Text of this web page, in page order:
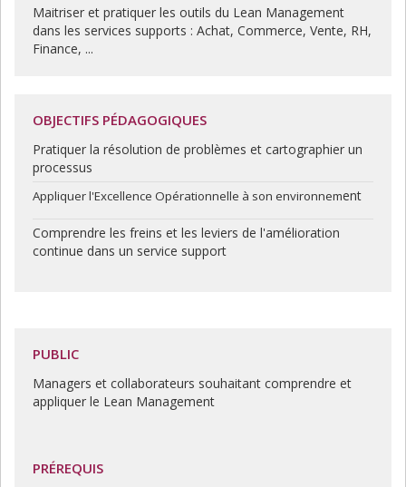
Maitriser et pratiquer les outils du Lean Management
dans les services supports : Achat, Commerce, Vente, RH,
Finance, ...
OBJECTIFS PÉDAGOGIQUES
Pratiquer la résolution de problèmes et cartographier un
processus
Appliquer l'Excellence Opérationnelle à son environnement
Comprendre les freins et les leviers de l'amélioration
continue dans un service support
PUBLIC
Managers et collaborateurs souhaitant comprendre et
appliquer le Lean Management
PRÉREQUIS